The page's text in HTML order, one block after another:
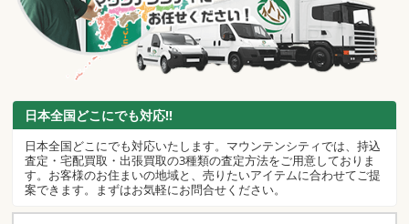
日本全国どこにでも対応!!
日本全国どこにでも対応いたします。マウンテンシティでは、持込
査定・宅配買取・出張買取の3種類の査定方法をご用意しておりま
す。お客様のお住まいの地域と、売りたいアイテムに合わせてご提
案できます。まずはお気軽にお問合せください。